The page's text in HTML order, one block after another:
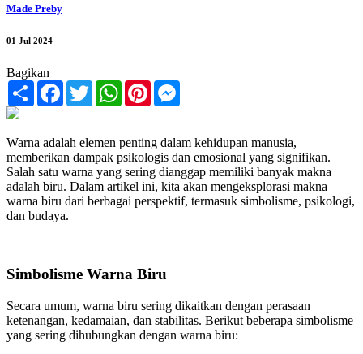
Made Preby
01 Jul 2024
Bagikan
Share FacebookTwitterWhatsApp
Pinterest
Warna adalah elemen penting dalam kehidupan manusia,
memberikan dampak psikologis dan emosional yang signifikan.
Salah satu warna yang sering dianggap memiliki banyak makna
adalah biru. Dalam artikel ini, kita akan mengeksplorasi makna
warna biru dari berbagai perspektif, termasuk simbolisme, psikologi,
dan budaya.
Simbolisme Warna Biru
Secara umum, warna biru sering dikaitkan dengan perasaan
ketenangan, kedamaian, dan stabilitas. Berikut beberapa simbolisme
yang sering dihubungkan dengan warna biru: